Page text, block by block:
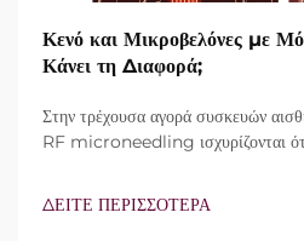
Κενό και Μικροβελόνες με
Κάνει τη Διαφορά;
Στην τρέχουσα αγορά συσκευών
RF microneedling ισχυρίζονται
χαρακτηριστικά υπάρχουν, αλλά πώς
ΔΕΙΤΕ ΠΕΡΙΣΣΟΤΕΡΑ